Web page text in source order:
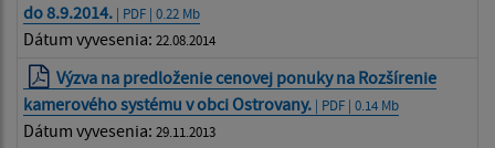
do 8.9.2014. | PDF | 0.22 Mb
Dátum vyvesenia: 22.08.2014
Výzva na predloženie cenovej ponuky na Rozšírenie
kamerového systému v obci Ostrovany. | PDF | 0.14 Mb
Dátum vyvesenia: 29.11.2013